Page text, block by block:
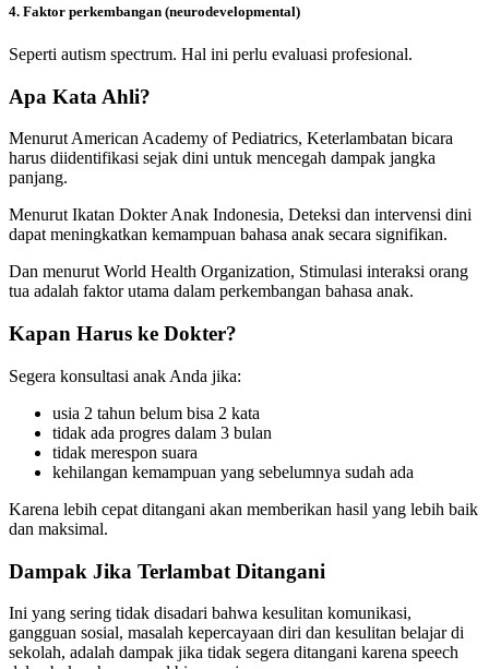
4. Faktor perkembangan (neurodevelopmental)
Seperti autism spectrum. Hal ini perlu evaluasi profesional.
Apa Kata Ahli?
Menurut American Academy of Pediatrics, Keterlambatan bicara
harus diidentifikasi sejak dini untuk mencegah dampak jangka
panjang.
Menurut Ikatan Dokter Anak Indonesia, Deteksi dan intervensi dini
dapat meningkatkan kemampuan bahasa anak secara signifikan.
Dan menurut World Health Organization, Stimulasi interaksi orang
tua adalah faktor utama dalam perkembangan bahasa anak.
Kapan Harus ke Dokter?
Segera konsultasi anak Anda jika:
usia 2 tahun belum bisa 2 kata
tidak ada progres dalam 3 bulan
tidak merespon suara
kehilangan kemampuan yang sebelumnya sudah ada
Karena lebih cepat ditangani akan memberikan hasil yang lebih baik
dan maksimal.
Dampak Jika Terlambat Ditangani
Ini yang sering tidak disadari bahwa kesulitan komunikasi,
gangguan sosial, masalah kepercayaan diri dan kesulitan belajar di
sekolah, adalah dampak jika tidak segera ditangani karena speech